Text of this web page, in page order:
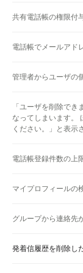
共有電話帳の権限付
電話帳でメールアド
管理者からユーザの
「ユーザを削除で
なってしまいます。
ください。」と表示
電話帳登録件数の上
マイプロフィールの
グループから連絡先
発着信履歴を削除し